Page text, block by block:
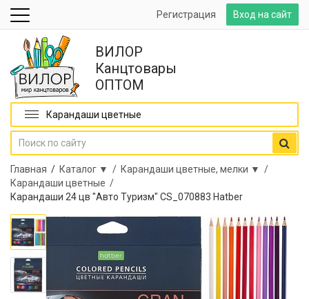
Вход на сайт
Регистрация
ВИЛОР
Канцтовары
ОПТОМ
Карандаши цветные
Главная / Каталог ▼ / Карандаши цветные, мелки ▼ /
Карандаши цветные /
Карандаши 24 цв "Авто Туризм" CS_070883 Hatber